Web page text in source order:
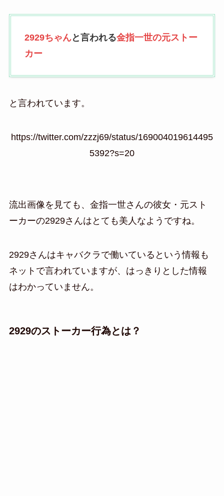
2929ちゃんと言われる金指一世の元ストー
カー
と言われています。
https://twitter.com/zzzj69/status/169004019614495
5392?s=20
流出画像を見ても、金指一世さんの彼女・元スト
ーカーの2929さんはとても美人なようですね。
2929さんはキャバクラで働いているという情報も
ネットで言われていますが、はっきりとした情報
はわかっていません。
2929のストーカー行為とは？